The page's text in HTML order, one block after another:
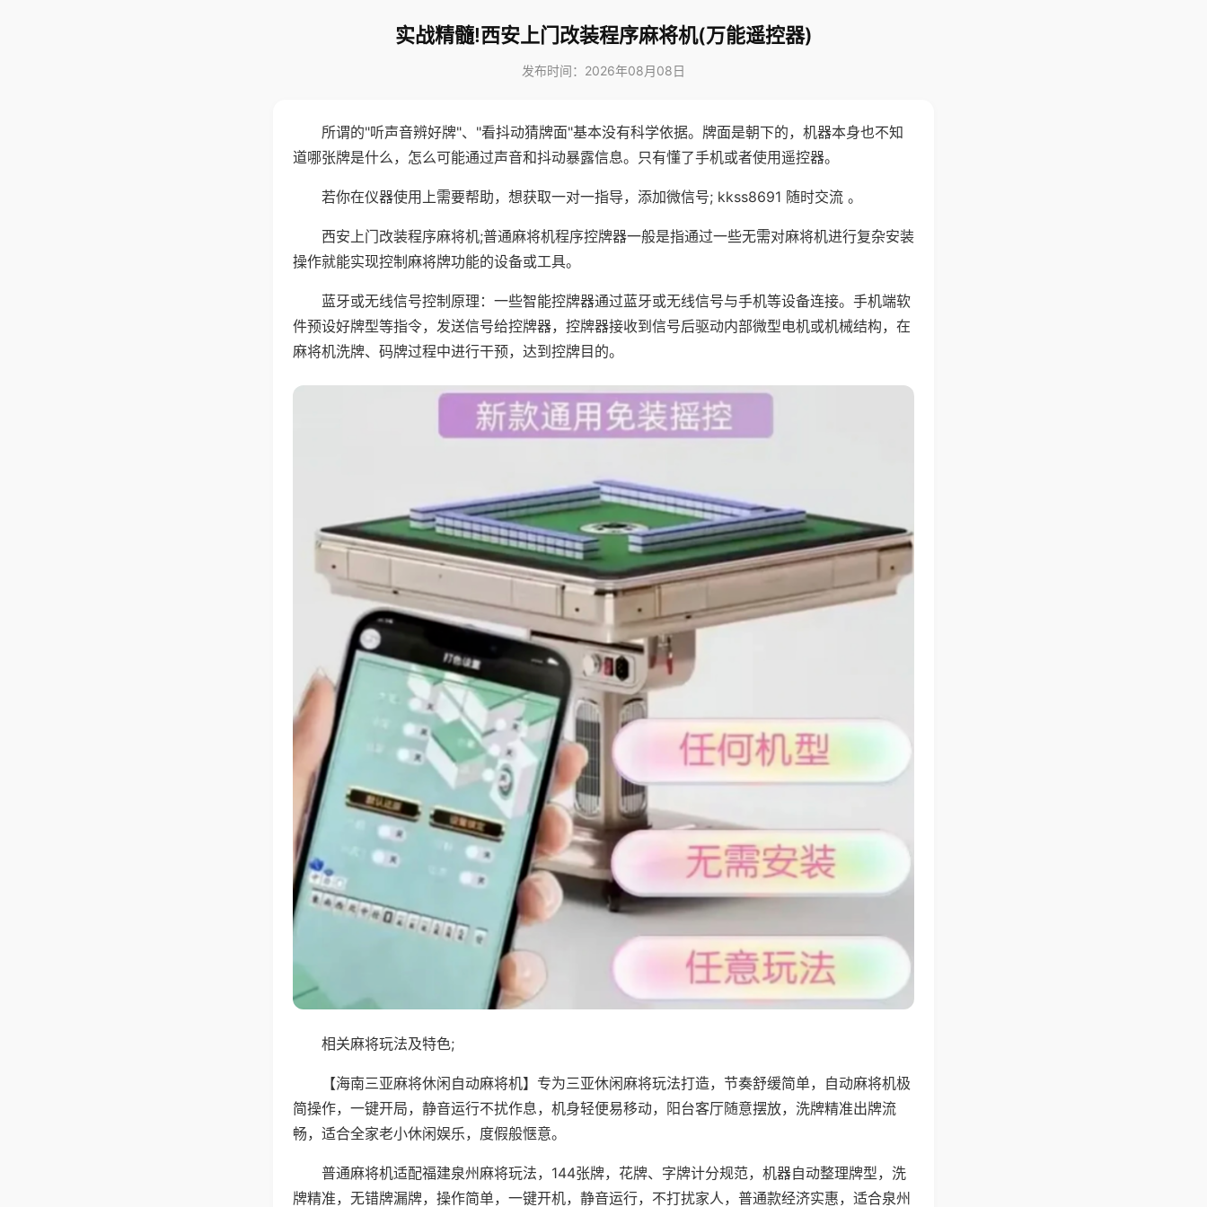
实战精髓!西安上门改装程序麻将机(万能遥控器)
发布时间：2026年08月08日
所谓的"听声音辨好牌"、"看抖动猜牌面"基本没有科学依据。牌面是朝下的，机器本身也不知
道哪张牌是什么，怎么可能通过声音和抖动暴露信息。只有懂了手机或者使用遥控器。
若你在仪器使用上需要帮助，想获取一对一指导，添加微信号; kkss8691 随时交流 。
西安上门改装程序麻将机;普通麻将机程序控牌器一般是指通过一些无需对麻将机进行复杂安装
操作就能实现控制麻将牌功能的设备或工具。
蓝牙或无线信号控制原理：一些智能控牌器通过蓝牙或无线信号与手机等设备连接。手机端软
件预设好牌型等指令，发送信号给控牌器，控牌器接收到信号后驱动内部微型电机或机械结构，在
麻将机洗牌、码牌过程中进行干预，达到控牌目的。
相关麻将玩法及特色;
【海南三亚麻将休闲自动麻将机】专为三亚休闲麻将玩法打造，节奏舒缓简单，自动麻将机极
简操作，一键开局，静音运行不扰作息，机身轻便易移动，阳台客厅随意摆放，洗牌精准出牌流
畅，适合全家老小休闲娱乐，度假般惬意。
普通麻将机适配福建泉州麻将玩法，144张牌，花牌、字牌计分规范，机器自动整理牌型，洗
牌精准，无错牌漏牌，操作简单，一键开机，静音运行，不打扰家人，普通款经济实惠，适合泉州